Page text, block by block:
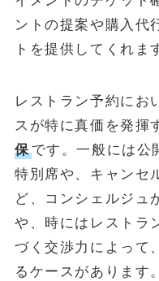
ントの提案や購入代
トを提供してくれま
レストラン予約にお
スが特に真価を発揮
保です。一般には公
特別席や、キャンセ
ど、コンシェルジュ
や、時にはレストラ
づく交渉力によって
るケースがあります